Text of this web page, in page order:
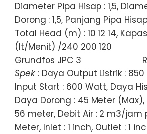
Diameter Pipa Hisap : 1,5,
Dorong : 1,5, Panjang Pipa
Total Head (m) : 10 12 14,
(lt/Menit) /240 200 120
Grundfos JPC 3
Spek : Daya Output Listrik :
Input Start : 600 Watt, Daya
Daya Dorong : 45 Meter
56 meter, Debit Air : 2 m3/
Meter, Inlet : 1 inch, Outlet : 1